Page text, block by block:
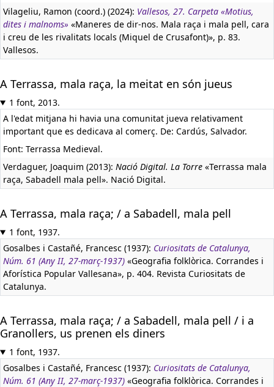
Vilageliu, Ramon (coord.) (2024): Vallesos, 27. Carpeta «Motius,
dites i malnoms» «Maneres de dir-nos. Mala raça i mala pell, cara
i creu de les rivalitats locals (Miquel de Crusafont)», p. 83.
Vallesos.
A Terrassa, mala raça, la meitat en són jueus
1 font, 2013.
A l'edat mitjana hi havia una comunitat jueva relativament
important que es dedicava al comerç. De: Cardús, Salvador.
Font: Terrassa Medieval.
Verdaguer, Joaquim (2013): Nació Digital. La Torre «Terrassa mala
raça, Sabadell mala pell». Nació Digital.
A Terrassa, mala raça; / a Sabadell, mala pell
1 font, 1937.
Gosalbes i Castañé, Francesc (1937): Curiositats de Catalunya,
Núm. 61 (Any II, 27-març-1937) «Geografia folklòrica. Corrandes i
Aforística Popular Vallesana», p. 404. Revista Curiositats de
Catalunya.
A Terrassa, mala raça; / a Sabadell, mala pell / i a
Granollers, us prenen els diners
1 font, 1937.
Gosalbes i Castañé, Francesc (1937): Curiositats de Catalunya,
Núm. 61 (Any II, 27-març-1937) «Geografia folklòrica. Corrandes i